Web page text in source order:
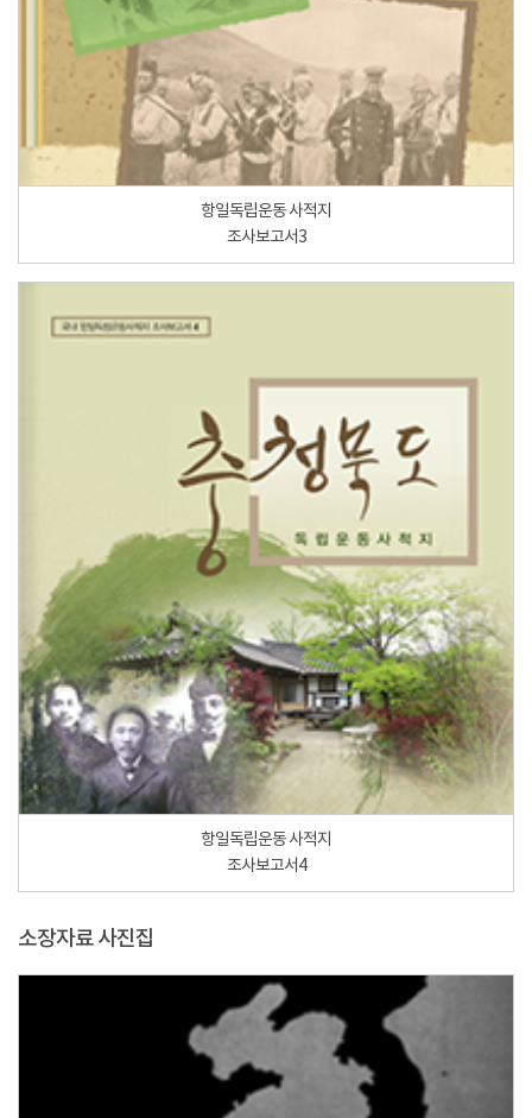
항일독립운동 사적지
조사보고서3
항일독립운동 사적지
조사보고서4
소장자료 사진집